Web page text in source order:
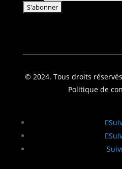
© 2024. Tous droits
Politique de